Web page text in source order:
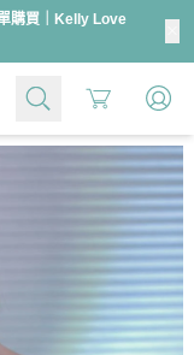
購買｜Kelly Love
Cart